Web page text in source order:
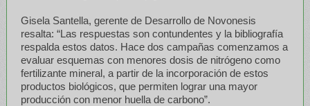
Gisela Santella, gerente de Desarrollo de Novonesis
resalta: “Las respuestas son contundentes y la bibliografía
respalda estos datos. Hace dos campañas comenzamos a
evaluar esquemas con menores dosis de nitrógeno como
fertilizante mineral, a partir de la incorporación de estos
productos biológicos, que permiten lograr una mayor
producción con menor huella de carbono”.